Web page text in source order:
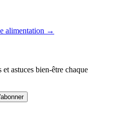
alimentation →
astuces bien-être chaque